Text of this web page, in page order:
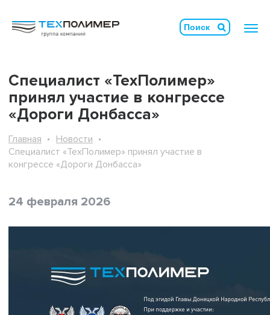
Специалист «ТехПолимер»
принял участие в конгрессе
«Дороги Донбасса»
Главная
Новости
Специалист «ТехПолимер» принял участие в
конгрессе «Дороги Донбасса»
24 февраля 2026